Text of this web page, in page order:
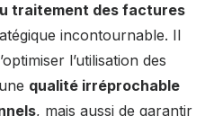
traitement des factures
incontournable. Il
l’utilisation des
qualité irréprochable
, mais aussi de garantir